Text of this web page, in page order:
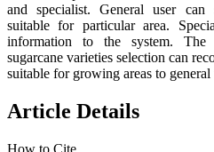
and specialist. General user can
suitable for particular area.
information to the system. The
sugarcane varieties selection can
suitable for growing areas to general
Article Details